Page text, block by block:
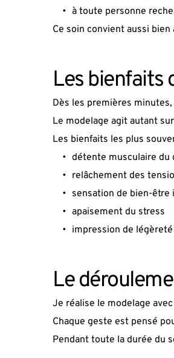
à toute personne
Ce soin convient aussi bien
Les bienfaits
Dès les premières
Le modelage agit autant
Les bienfaits les plus
détente musculaire du
relâchement des
sensation de bien-être
apaisement du stress
impression de
Le
Je réalise le modelage
Chaque geste est pensé
Pendant toute la durée du